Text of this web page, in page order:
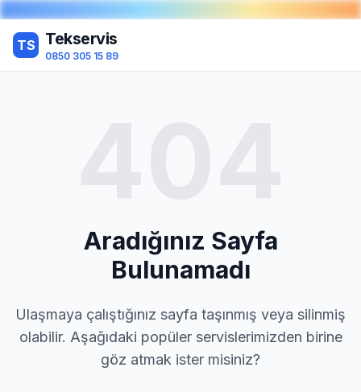
TS Tekservis
0850 305 15 89
Aradığınız Sayfa
Bulunamadı
Ulaşmaya çalıştığınız sayfa taşınmış veya silinmiş
olabilir. Aşağıdaki popüler servislerimizden birine
göz atmak ister misiniz?